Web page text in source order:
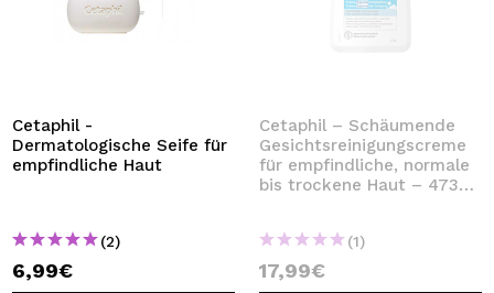
Cetaphil -
Dermatologische Seife für
empfindliche Haut
(2)
6,99€
Cetaphil – Schäumende
Gesichtsreinigungscreme
für empfindliche, normale
bis trockene Haut – 473
(1)
17,99€